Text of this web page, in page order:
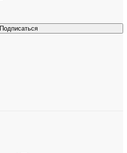
Подписаться